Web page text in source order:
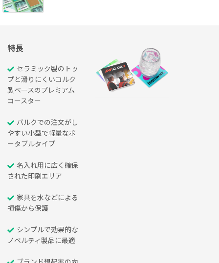
特長
セラミック製のトッ
プと滑りにくいコルク
製ベースのプレミアム
コースター
バルクでの注文がし
やすい小型で軽量なポ
ータブルタイプ
名入れ用に広く確保
された印刷エリア
家具を水などによる
損傷から保護
シンプルで効果的な
ノベルティ製品に最適